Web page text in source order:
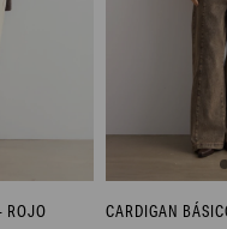
ROJO CARDIGAN